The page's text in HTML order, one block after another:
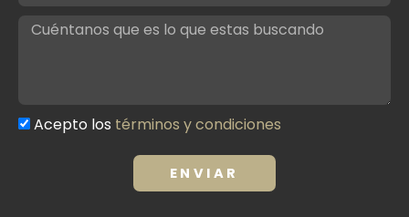
propiedad
Mensaje
Términos
Acepto los términos y condiciones
ENVIAR